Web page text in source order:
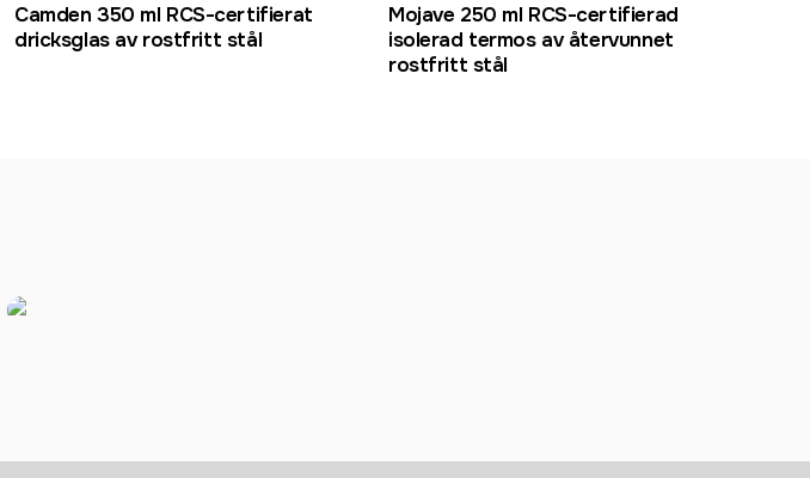
Camden 350 ml RCS-certifierat
dricksglas av rostfritt stål
Mojave 250 ml RCS-certifierad
isolerad termos av återvunnet
rostfritt stål